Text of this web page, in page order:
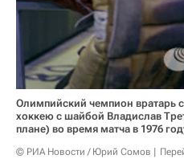
Олимпийский чемпион вратарь
хоккею с шайбой Владислав
плане) во время матча в 1976
© РИА Новости / Юрий Сомов